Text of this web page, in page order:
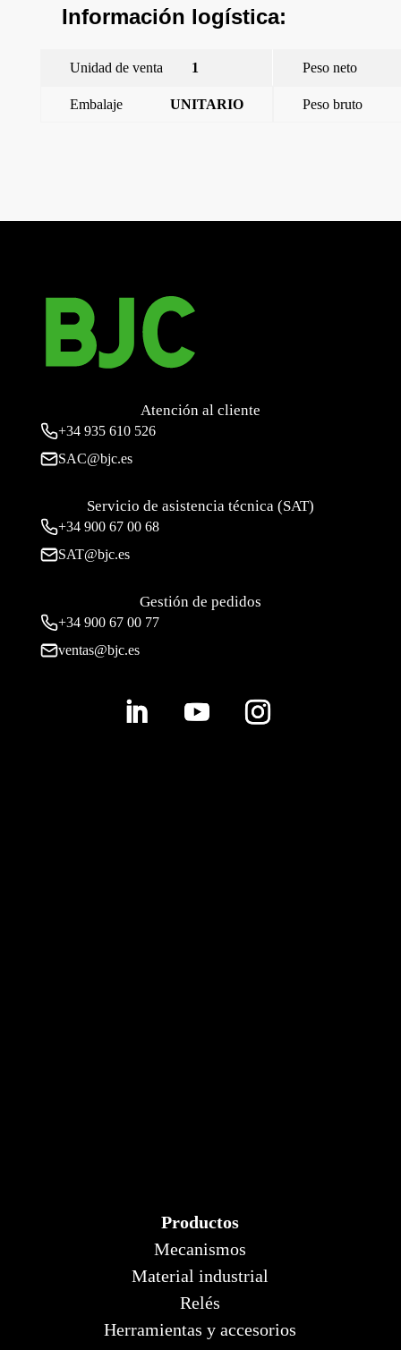
Información logística:
Unidad de venta 1 Peso neto
Embalaje UNITARIO Peso bruto
Atención al cliente
+34 935 610 526
SAC@bjc.es
Servicio de asistencia técnica (SAT)
+34 900 67 00 68
SAT@bjc.es
Gestión de pedidos
+34 900 67 00 77
ventas@bjc.es
Productos
Mecanismos
Material industrial
Relés
Herramientas y accesorios